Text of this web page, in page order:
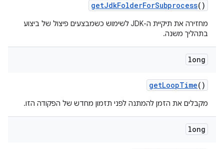
getJdkFolderForSubprocess()
מחזירה את תיקיית ה-JDK לשימוש כשמבצעים פיצול של ביצוע
בתהליך משנה.
long
getLoopTime()
מקבלים את הזמן להמתנה לפני תזמון מחדש של הפקודה הזו.
long